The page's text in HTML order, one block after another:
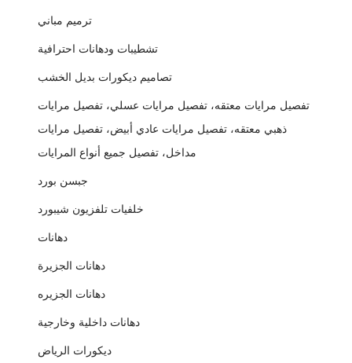
ترميم مباني
تشطيبات ودهانات احترافية
تصاميم ديكورات بديل الخشب
تفصيل مرايات معتقه، تفصيل مرايات عسلي، تفصيل مرايات
ذهبي معتقه، تفصيل مرايات عادي أبيض، تفصيل مرايات
مداخل، تفصيل جميع أنواع المرايات
جبسن بورد
خلفيات تلفزيون شيبورد
دهانات
دهانات الجزيرة
دهانات الجزيره
دهانات داخلية وخارجية
ديكورات الرياض